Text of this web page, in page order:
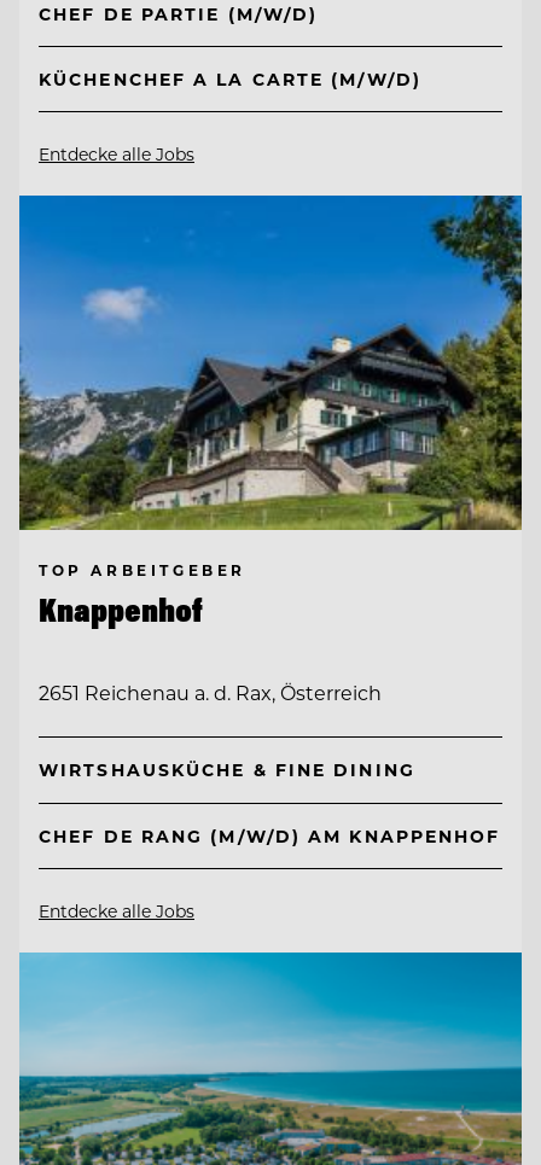
CHEF DE PARTIE (M/W/D)
KÜCHENCHEF A LA CARTE (M/W/D)
Entdecke alle Jobs
TOP ARBEITGEBER
Knappenhof
2651 Reichenau a. d. Rax, Österreich
WIRTSHAUSKÜCHE & FINE DINING
CHEF DE RANG (M/W/D) AM KNAPPENHOF
Entdecke alle Jobs